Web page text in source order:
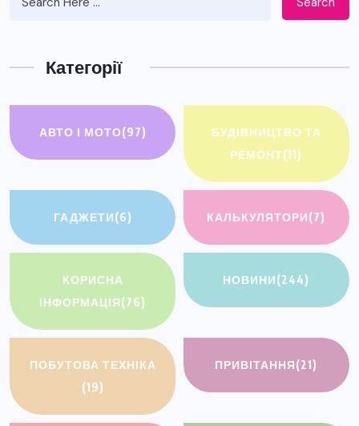
Категорії
АВТО І МОТО(97)
БУДІВНИЦТВО ТА
РЕМОНТ(11)
ГАДЖЕТИ(6) КАЛЬКУЛЯТОРИ(7)
КОРИСНА
ІНФОРМАЦІЯ(76)
НОВИНИ(244)
ПОБУТОВА ТЕХНІКА
(19)
ПРИВІТАННЯ(21)